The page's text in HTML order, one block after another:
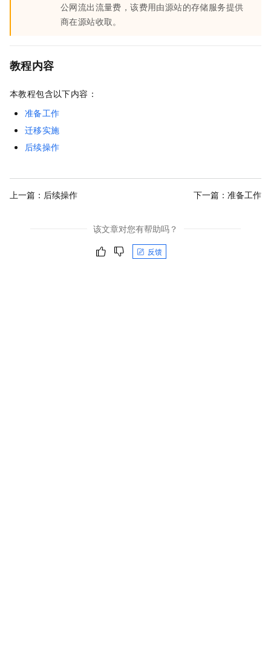
公网流出流量费，该费用由源站的存储服务提供
商在源站收取。
教程内容
本教程包含以下内容：
准备工作
迁移实施
后续操作
上一篇： 后续操作 下一篇： 准备工作
该文章对您有帮助吗？
反馈